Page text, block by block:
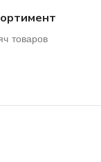
товаров